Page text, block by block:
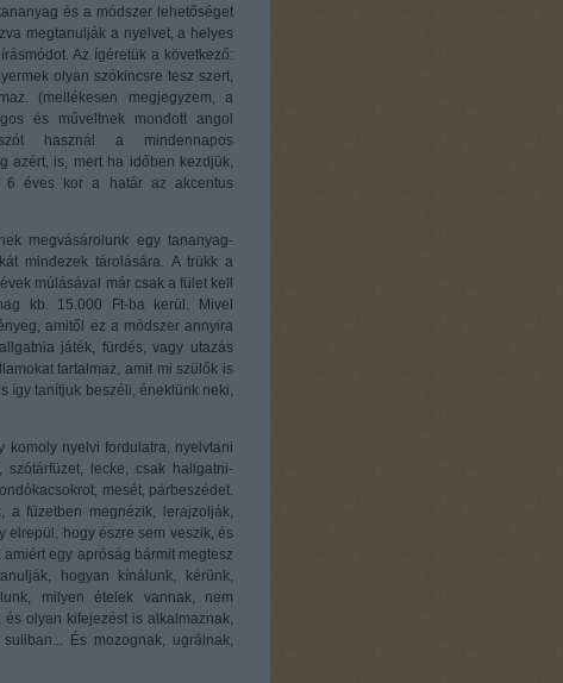
és a módszer lehetőséget
megtanulják a nyelvet, a helyes
Az ígéretük a következő:
olyan szókincsre tesz szert,
(mellékesen megjegyzem, a
és műveltnek mondott angol
használ a mindennapos
azért, is, mert ha időben kezdjük,
6 éves kor a határ az akcentus
megvásárolunk egy tananyag-
mindezek tárolására. A trükk a
múlásával már csak a fület kell
kb. 15.000 Ft-ba kerül. Mivel
amitől ez a módszer annyira
játék, fürdés, vagy utazás
tartalmaz, amit mi szülők is
így tanítjuk beszéli, éneklünk neki,
komoly nyelvi fordulatra, nyelvtani
lecke, csak hallgatni-
mesét, párbeszédet.
a füzetben megnézik, lerajzolják,
elrepül, hogy észre sem veszik, és
egy apróság bármit megtesz
hogyan kínálunk, kérünk,
milyen ételek vannak, nem
olyan kifejezést is alkalmaznak,
És mozognak, ugrálnak,